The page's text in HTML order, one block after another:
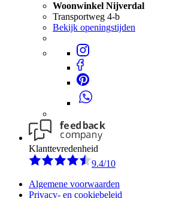
Woonwinkel Nijverdal
Transportweg 4-b
Bekijk openingstijden
Klanttevredenheid
9.4/10
Algemene voorwaarden
Privacy- en cookiebeleid